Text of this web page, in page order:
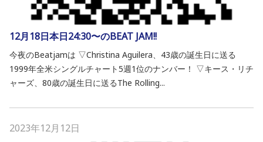
12月18日本日24:30〜のBEAT JAM!!
今夜のBeatjamは ▽Christina Aguilera、43歳の誕生日に送る
1999年全米シングルチャート5週1位のナンバー！ ▽キース・リチ
ャーズ、80歳の誕生日に送るThe Rolling...
2023年12月12日